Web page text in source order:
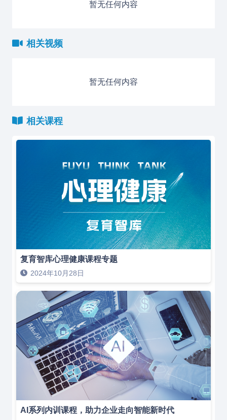
暂无任何内容
相关视频
暂无任何内容
相关课程
复育智库心理健康课程专题
2024年10月28日
AI系列内训课程，助力企业走向智能新时代